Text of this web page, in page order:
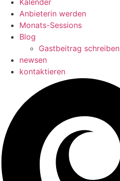
Kalender
Anbieterin werden
Monats-Sessions
Blog
Gastbeitrag schreiben
newsen
kontaktieren